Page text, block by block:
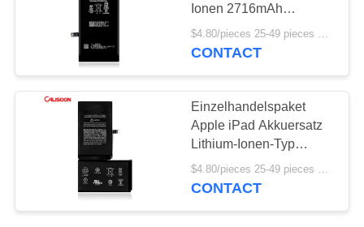
Ionen 2716mAh
4,7*2,8*0,2in
$4.80/pieces 25-49 pieces MOQ:25 Stücke
CONTACT
Einzelhandelspaket
Apple iPad Akkuersatz
Lithium-Ionen-Typ
2716mAh
$4.80/pieces 25-49 pieces MOQ:25 Stücke
CONTACT